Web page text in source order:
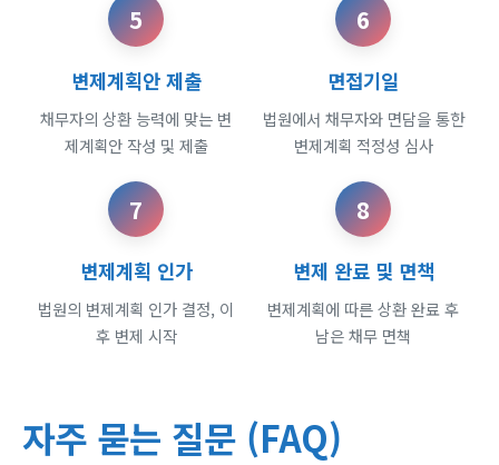
5
변제계획안 제출
채무자의 상환 능력에 맞는 변
제계획안 작성 및 제출
6
면접기일
법원에서 채무자와 면담을 통한
변제계획 적정성 심사
7
변제계획 인가
법원의 변제계획 인가 결정, 이
후 변제 시작
8
변제 완료 및 면책
변제계획에 따른 상환 완료 후
남은 채무 면책
자주 묻는 질문 (FAQ)